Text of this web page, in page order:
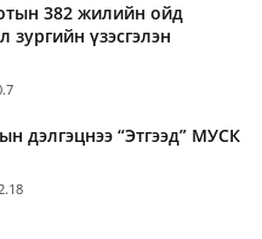
382 жилийн ойд
зургийн үзэсгэлэн
дэлгэцнээ “Этгээд” МУСК